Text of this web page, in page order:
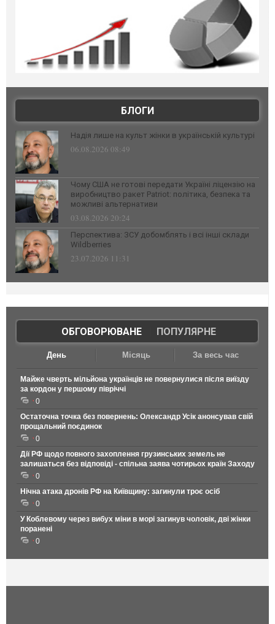
БЛОГИ
Надія лише на культ жінки в українській культурі
06.08.2026 08:49
Чому США не готові передати Україні ліцензію на
виробництво ракет Patriot: політика, безпека та
можливі альтернативи
03.08.2026 20:24
Перспектива: ЗСУ добомблять і всі інші склади
Wildberries
23.07.2026 11:31
ОБГОВОРЮВАНЕ| ПОПУЛЯРНЕ
День Місяць За весь час
Майже чверть мільйона українців не повернулися після виїзду
за кордон у першому півріччі
0
Остаточна точка без повернень: Олександр Усік анонсував свій
прощальний поєдинок
0
Дії РФ щодо повного захоплення грузинських земель не
залишаться без відповіді - спільна заява чотирьох країн Заходу
0
Нічна атака дронів РФ на Київщину: загинули троє осіб
0
У Коблевому через вибух міни в морі загинув чоловік, дві жінки
поранені
0